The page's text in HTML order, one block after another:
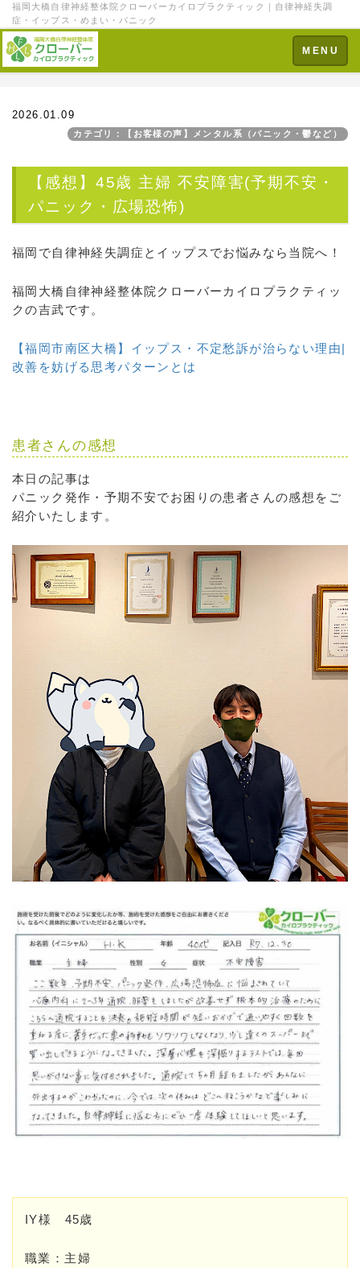
福岡大橋自律神経整体院クローバーカイロプラクティック｜自律神経失調
症・イップス・めまい・パニック
Toggle
navigation
MENU
2026.01.09
カテゴリ：【お客様の声】メンタル系（パニック・鬱など）
【感想】45歳 主婦 不安障害(予期不安・
パニック・広場恐怖)
福岡で自律神経失調症とイップスでお悩みなら当院へ！
福岡大橋自律神経整体院クローバーカイロプラクティッ
クの吉武です。
【福岡市南区大橋】イップス・不定愁訴が治らない理由|
改善を妨げる思考パターンとは
患者さんの感想
本日の記事は
パニック発作・予期不安でお困りの患者さんの感想をご
紹介いたします。
IY様 45歳
職業：主婦